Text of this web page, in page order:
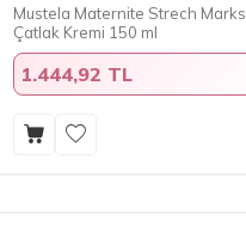
Mustela Maternite Strech Marks
Çatlak Kremi 150 ml
1.444,92 TL